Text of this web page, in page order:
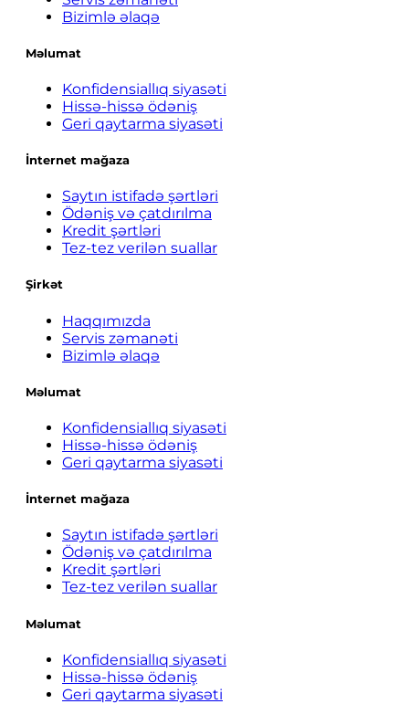
Bizimlə əlaqə
Məlumat
Konfidensiallıq siyasəti
Hissə-hissə ödəniş
Geri qaytarma siyasəti
İnternet mağaza
Saytın istifadə şərtləri
Ödəniş və çatdırılma
Kredit şərtləri
Tez-tez verilən suallar
Şirkət
Haqqımızda
Servis zəmanəti
Bizimlə əlaqə
Məlumat
Konfidensiallıq siyasəti
Hissə-hissə ödəniş
Geri qaytarma siyasəti
İnternet mağaza
Saytın istifadə şərtləri
Ödəniş və çatdırılma
Kredit şərtləri
Tez-tez verilən suallar
Məlumat
Konfidensiallıq siyasəti
Hissə-hissə ödəniş
Geri qaytarma siyasəti